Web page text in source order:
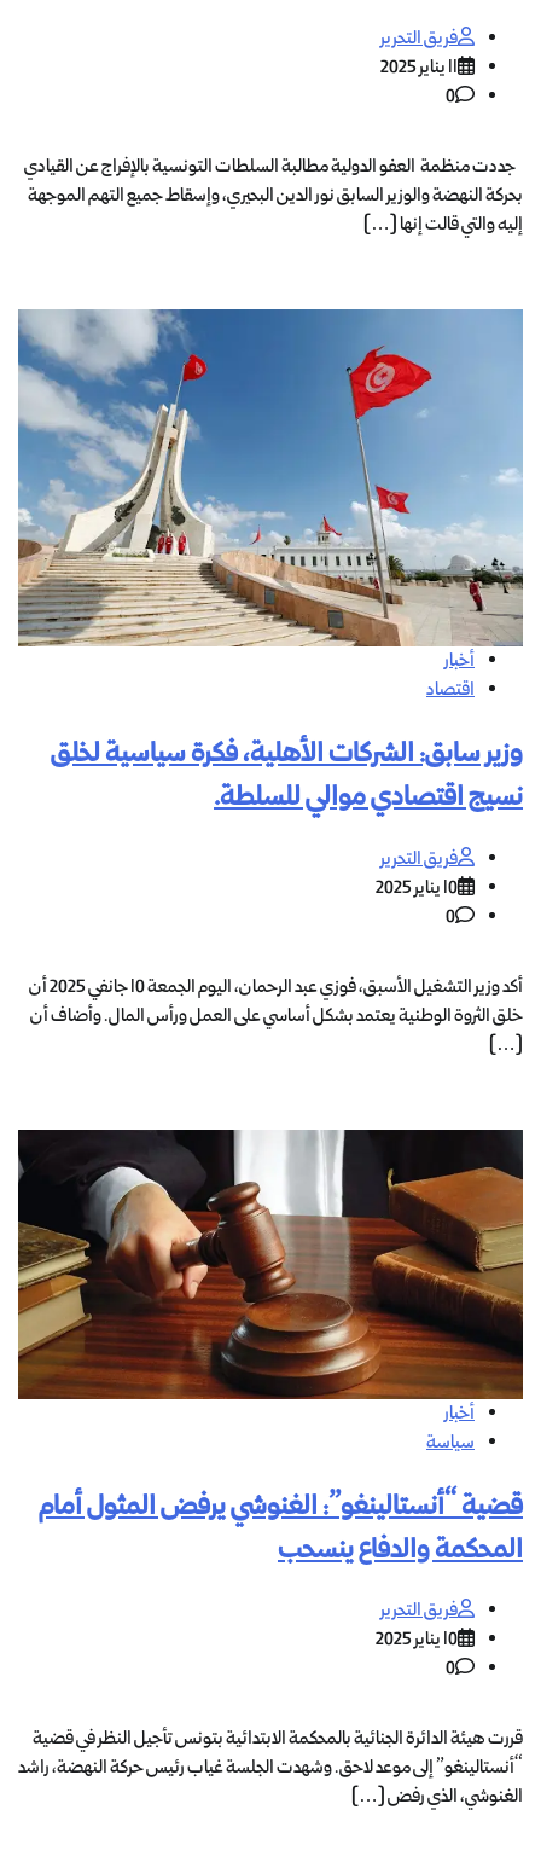
فريق التحرير
11 يناير 2025
0
جددت منظمة العفو الدولية مطالبة السلطات التونسية بالإفراج عن القيادي
بحركة النهضة والوزير السابق نور الدين البحيري، وإسقاط جميع التهم الموجهة
إليه والتي قالت إنها […]
أخبار
اقتصاد
وزير سابق: الشركات الأهلية، فكرة سياسية لخلق
نسيج اقتصادي موالي للسلطة.
فريق التحرير
10 يناير 2025
0
أكد وزير التشغيل الأسبق، فوزي عبد الرحمان، اليوم الجمعة 10 جانفي 2025 أن
خلق الثروة الوطنية يعتمد بشكل أساسي على العمل ورأس المال. وأضاف أن
[…]
أخبار
سياسة
قضية “أنستالينغو”: الغنوشي يرفض المثول أمام
المحكمة والدفاع ينسحب
فريق التحرير
10 يناير 2025
0
قررت هيئة الدائرة الجنائية بالمحكمة الابتدائية بتونس تأجيل النظر في قضية
“أنستالينغو” إلى موعد لاحق. وشهدت الجلسة غياب رئيس حركة النهضة، راشد
الغنوشي، الذي رفض […]